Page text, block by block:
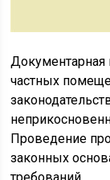
частных
Проведение
законных
требований.